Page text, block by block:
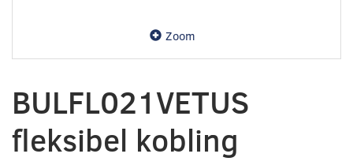
Zoom
BULFL021VETUS
fleksibel kobling